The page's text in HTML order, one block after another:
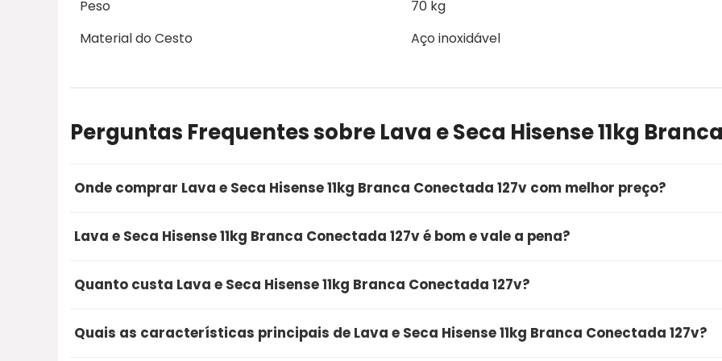
Peso
70 kg
Material do Cesto
Aço inoxidável
Perguntas Frequentes sobre Lava e Seca Hisense 11kg Branca
Onde comprar Lava e Seca Hisense 11kg Branca Conectada 127v com melhor preço?
A opção mais segura e recomendada para comprar o Lava e Seca Hisense 11kg Branca Conectada
através do Mercado Livre. Utilizando o nosso link de oferta, você garante a qualidade do produto,
Lava e Seca Hisense 11kg Branca Conectada 127v é bom e vale a pena?
Sim, a Lava e Seca Hisense 11kg Branca Conectada 127v é bom e vale muito a pena. O produto conta
excelentes avaliações de compradores reais, unindo alta qualidade e ótimo custo-benefício. É uma
Quanto custa Lava e Seca Hisense 11kg Branca Conectada 127v?
Atualmente, o Lava e Seca Hisense 11kg Branca Conectada 127v está com uma oferta especial por
aproximadamente R$ 3.199,00. Recomendamos que você clique no botão de "Ver Oferta" para conferir
Quais as características principais de Lava e Seca Hisense 11kg Branca Conectada 127v?